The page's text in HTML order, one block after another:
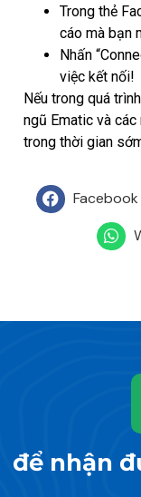
Trong thẻ
cáo mà bạn
Nhấn
việc kết nối!
Nếu trong quá
ngũ Ematic và
trong thời gian
Facebook
để nhận